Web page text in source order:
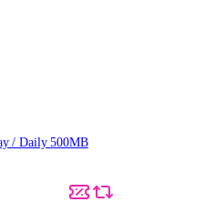
/ Daily 500MB